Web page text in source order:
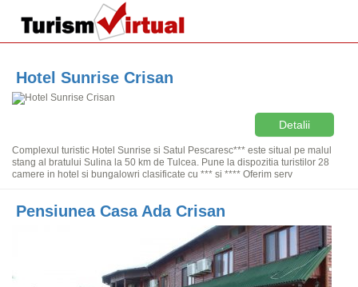
Hotel Sunrise Crisan
Detalii
Complexul turistic Hotel Sunrise si Satul Pescaresc*** este situal pe malul
stang al bratului Sulina la 50 km de Tulcea. Pune la dispozitia turistilor 28
camere in hotel si bungalowri clasificate cu *** si **** Oferim serv
Pensiunea Casa Ada Crisan